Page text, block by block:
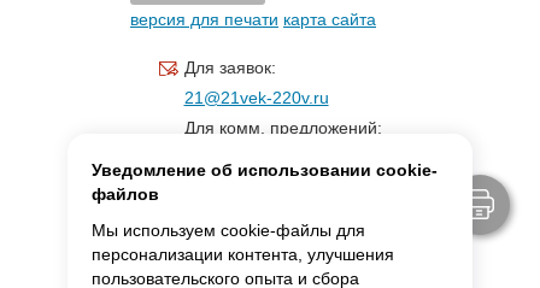
версия для печати карта сайта
Для заявок:
21@21vek-220v.ru
Для комм. предложений:
Уведомление об использовании cookie-
файлов
Мы используем cookie-файлы для
персонализации контента, улучшения
пользовательского опыта и сбора